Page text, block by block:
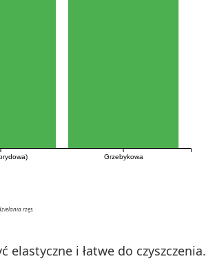
Grzebykowa
rzęs.
i łatwe do czyszczenia.